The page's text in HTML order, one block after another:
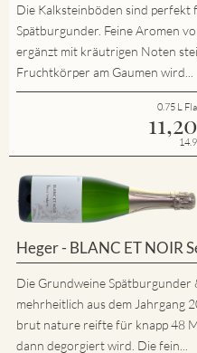
Die Kalksteinböden sind
Spätburgunder. Feine Aromen
ergänzt mit kräutrigen Noten
Fruchtkörper am Gaumen wird...
0.75 L
11,20
Heger - BLANC ET NOIR
Die Grundweine Spätburgunder
mehrheitlich aus dem Jahrgang
brut nature reifte für knapp 48
dann degorgiert wird. Die fein...